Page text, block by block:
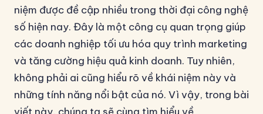
niệm được đề cập nhiều trong thời đại công nghệ
số hiện nay. Đây là một công cụ quan trọng giúp
các doanh nghiệp tối ưu hóa quy trình marketing
và tăng cường hiệu quả kinh doanh. Tuy nhiên,
không phải ai cũng hiểu rõ về khái niệm này và
những tính năng nổi bật của nó. Vì vậy, trong bài